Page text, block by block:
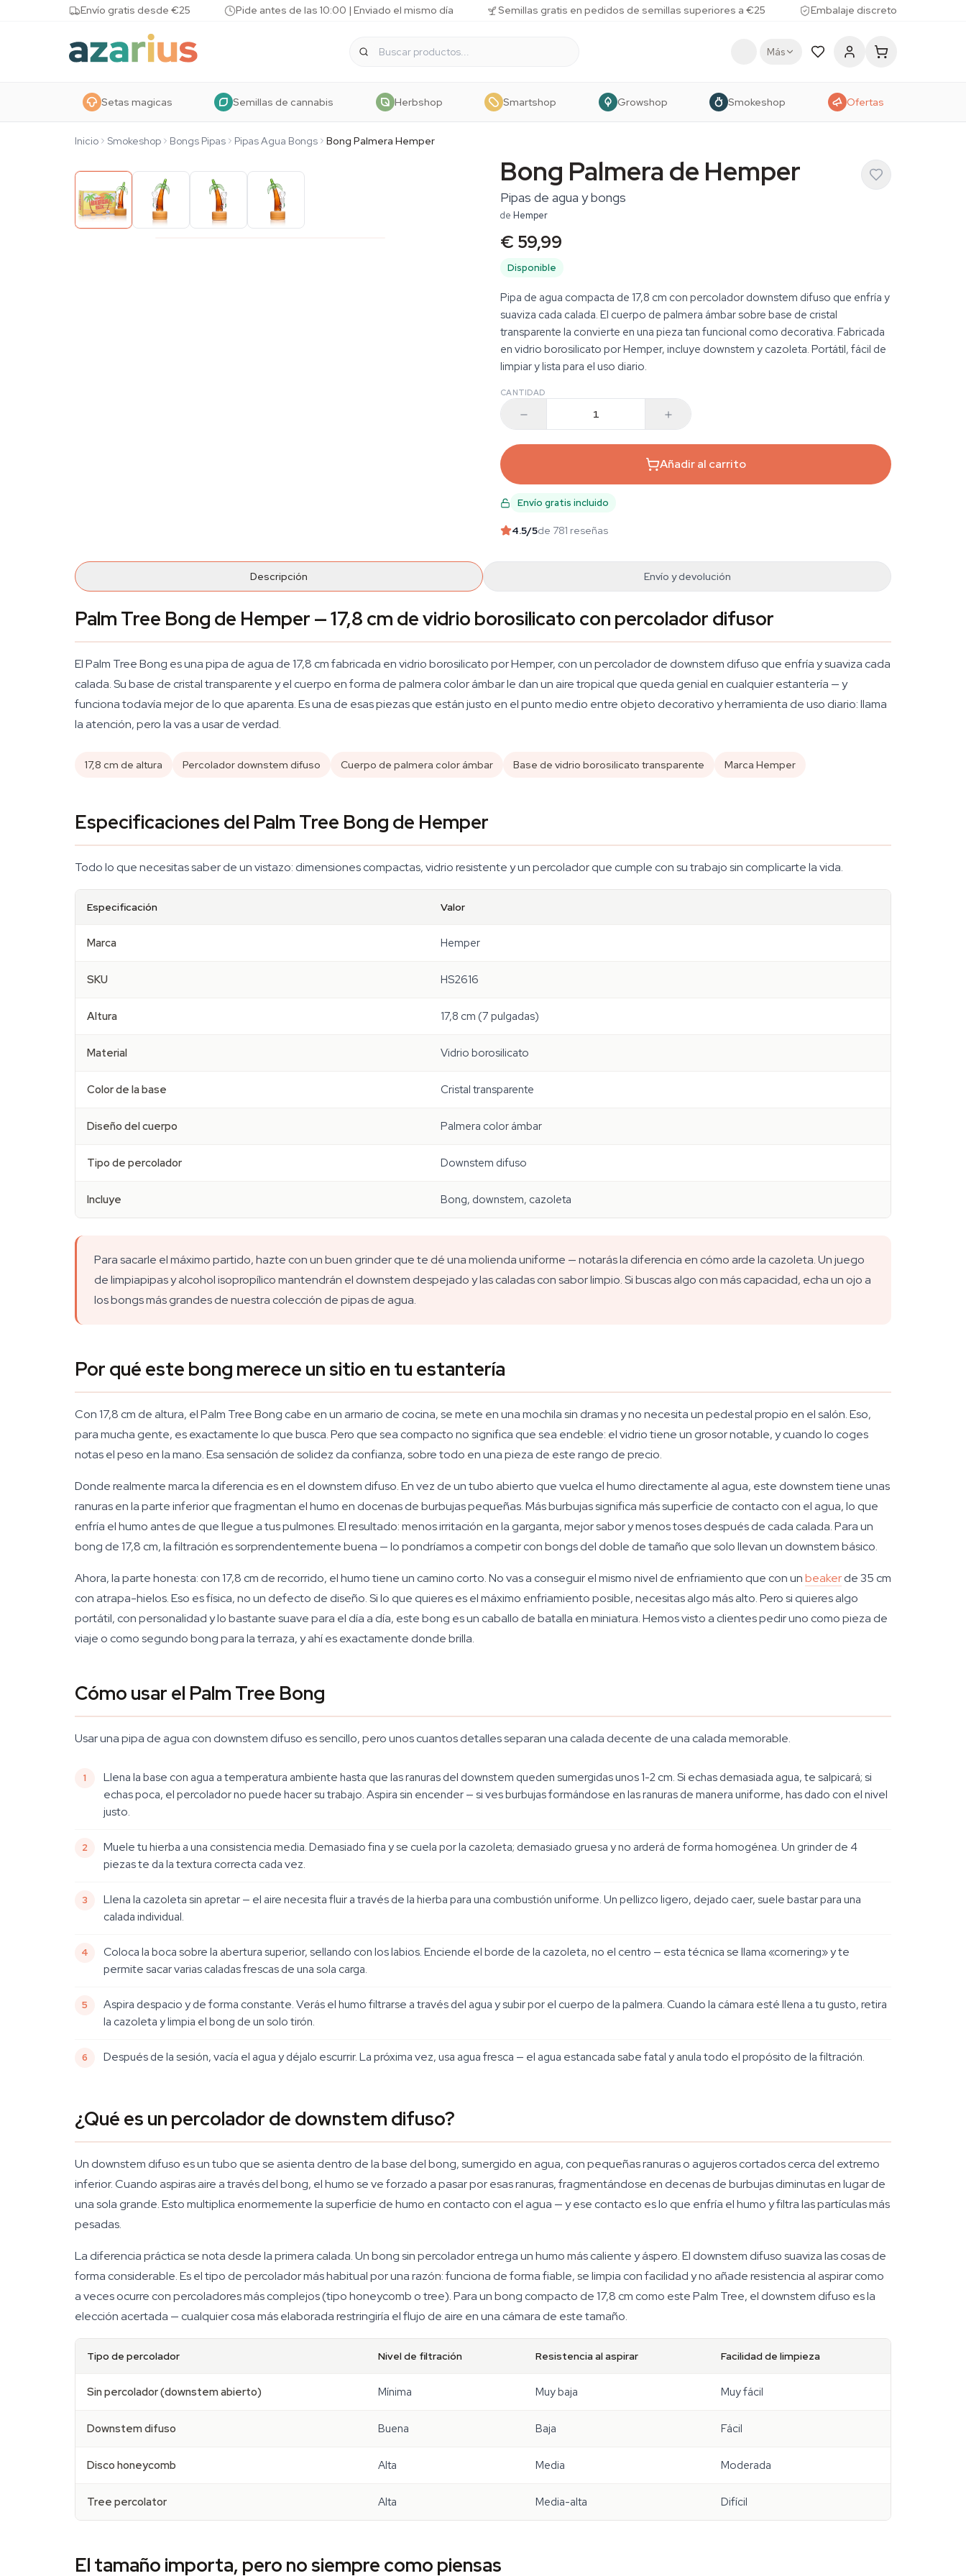
Skip to contentEnvío gratis desde €25 Pide antes de las 10:00 | Enviado el mismo día Semillas gratis en pedidos de semillas superiores a €25 Embalaje discreto
Más
Setas magicas Semillas de cannabis Herbshop Smartshop Growshop Smokeshop Ofertas
Inicio Smokeshop Bongs Pipas Pipas Agua Bongs Bong Palmera Hemper
Bong Palmera de Hemper
Pipas de agua y bongs
de Hemper
€ 59,99
Disponible
Pipa de agua compacta de 17,8 cm con percolador downstem difuso que enfría y
suaviza cada calada. El cuerpo de palmera ámbar sobre base de cristal
transparente la convierte en una pieza tan funcional como decorativa. Fabricada
en vidrio borosilicato por Hemper, incluye downstem y cazoleta. Portátil, fácil de
limpiar y lista para el uso diario.
CANTIDAD
Añadir al carrito
Envío gratis incluido
4.5/5de 781 reseñas
Descripción Envío y devolución
Palm Tree Bong de Hemper — 17,8 cm de vidrio borosilicato con percolador difusor
El Palm Tree Bong es una pipa de agua de 17,8 cm fabricada en vidrio borosilicato por Hemper, con un percolador de downstem difuso que enfría y suaviza cada
calada. Su base de cristal transparente y el cuerpo en forma de palmera color ámbar le dan un aire tropical que queda genial en cualquier estantería — y
funciona todavía mejor de lo que aparenta. Es una de esas piezas que están justo en el punto medio entre objeto decorativo y herramienta de uso diario: llama
la atención, pero la vas a usar de verdad.
17,8 cm de altura Percolador downstem difuso Cuerpo de palmera color ámbar Base de vidrio borosilicato transparente Marca Hemper
Especificaciones del Palm Tree Bong de Hemper
Todo lo que necesitas saber de un vistazo: dimensiones compactas, vidrio resistente y un percolador que cumple con su trabajo sin complicarte la vida.
Especificación Valor
Marca Hemper
SKU HS2616
Altura 17,8 cm (7 pulgadas)
Material Vidrio borosilicato
Color de la base Cristal transparente
Diseño del cuerpo Palmera color ámbar
Tipo de percolador Downstem difuso
Incluye Bong, downstem, cazoleta
Para sacarle el máximo partido, hazte con un buen grinder que te dé una molienda uniforme — notarás la diferencia en cómo arde la cazoleta. Un juego
de limpiapipas y alcohol isopropílico mantendrán el downstem despejado y las caladas con sabor limpio. Si buscas algo con más capacidad, echa un ojo a
los bongs más grandes de nuestra colección de pipas de agua.
Por qué este bong merece un sitio en tu estantería
Con 17,8 cm de altura, el Palm Tree Bong cabe en un armario de cocina, se mete en una mochila sin dramas y no necesita un pedestal propio en el salón. Eso,
para mucha gente, es exactamente lo que busca. Pero que sea compacto no significa que sea endeble: el vidrio tiene un grosor notable, y cuando lo coges
notas el peso en la mano. Esa sensación de solidez da confianza, sobre todo en una pieza de este rango de precio.
Donde realmente marca la diferencia es en el downstem difuso. En vez de un tubo abierto que vuelca el humo directamente al agua, este downstem tiene unas
ranuras en la parte inferior que fragmentan el humo en docenas de burbujas pequeñas. Más burbujas significa más superficie de contacto con el agua, lo que
enfría el humo antes de que llegue a tus pulmones. El resultado: menos irritación en la garganta, mejor sabor y menos toses después de cada calada. Para un
bong de 17,8 cm, la filtración es sorprendentemente buena — lo pondríamos a competir con bongs del doble de tamaño que solo llevan un downstem básico.
Ahora, la parte honesta: con 17,8 cm de recorrido, el humo tiene un camino corto. No vas a conseguir el mismo nivel de enfriamiento que con unbeakerde 35 cm
con atrapa-hielos. Eso es física, no un defecto de diseño. Si lo que quieres es el máximo enfriamiento posible, necesitas algo más alto. Pero si quieres algo
portátil, con personalidad y lo bastante suave para el día a día, este bong es un caballo de batalla en miniatura. Hemos visto a clientes pedir uno como pieza de
viaje o como segundo bong para la terraza, y ahí es exactamente donde brilla.
Cómo usar el Palm Tree Bong
Usar una pipa de agua con downstem difuso es sencillo, pero unos cuantos detalles separan una calada decente de una calada memorable.
Llena la base con agua a temperatura ambiente hasta que las ranuras del downstem queden sumergidas unos 1-2 cm. Si echas demasiada agua, te salpicará; si
echas poca, el percolador no puede hacer su trabajo. Aspira sin encender — si ves burbujas formándose en las ranuras de manera uniforme, has dado con el nivel
justo.
Muele tu hierba a una consistencia media. Demasiado fina y se cuela por la cazoleta; demasiado gruesa y no arderá de forma homogénea. Un grinder de 4
piezas te da la textura correcta cada vez.
Llena la cazoleta sin apretar — el aire necesita fluir a través de la hierba para una combustión uniforme. Un pellizco ligero, dejado caer, suele bastar para una
calada individual.
Coloca la boca sobre la abertura superior, sellando con los labios. Enciende el borde de la cazoleta, no el centro — esta técnica se llama «cornering» y te
permite sacar varias caladas frescas de una sola carga.
Aspira despacio y de forma constante. Verás el humo filtrarse a través del agua y subir por el cuerpo de la palmera. Cuando la cámara esté llena a tu gusto, retira
la cazoleta y limpia el bong de un solo tirón.
Después de la sesión, vacía el agua y déjalo escurrir. La próxima vez, usa agua fresca — el agua estancada sabe fatal y anula todo el propósito de la filtración.
¿Qué es un percolador de downstem difuso?
Un downstem difuso es un tubo que se asienta dentro de la base del bong, sumergido en agua, con pequeñas ranuras o agujeros cortados cerca del extremo
inferior. Cuando aspiras aire a través del bong, el humo se ve forzado a pasar por esas ranuras, fragmentándose en decenas de burbujas diminutas en lugar de
una sola grande. Esto multiplica enormemente la superficie de humo en contacto con el agua — y ese contacto es lo que enfría el humo y filtra las partículas más
pesadas.
La diferencia práctica se nota desde la primera calada. Un bong sin percolador entrega un humo más caliente y áspero. El downstem difuso suaviza las cosas de
forma considerable. Es el tipo de percolador más habitual por una razón: funciona de forma fiable, se limpia con facilidad y no añade resistencia al aspirar como
a veces ocurre con percoladores más complejos (tipo honeycomb o tree). Para un bong compacto de 17,8 cm como este Palm Tree, el downstem difuso es la
elección acertada — cualquier cosa más elaborada restringiría el flujo de aire en una cámara de este tamaño.
Tipo de percolador Nivel de filtración Resistencia al aspirar Facilidad de limpieza
Sin percolador (downstem abierto) Mínima Muy baja Muy fácil
Downstem difuso Buena Baja Fácil
Disco honeycomb Alta Media Moderada
Tree percolator Alta Media-alta Difícil
El tamaño importa, pero no siempre como piensas